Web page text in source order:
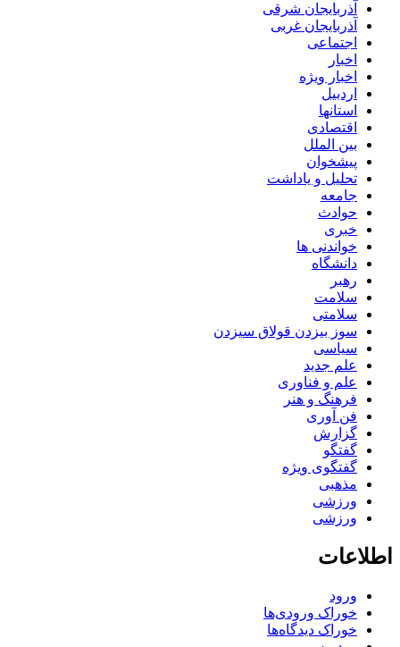
آذربایجان شرقی
آذربایجان غربی
اجتماعی
اخبار
اخبار ویژه
اردبیل
استانها
اقتصادی
بین الملل
پیشخوان
تحلیل و یاداشت
جامعه
حوادث
خبری
خواندنی ها
دانشگاه
رهبر
سلامت
سلامتی
سوز بیزدن قولاق سیزدن
سیاسی
علم جدید
علم و فناوری
فرهنگ و هنر
فن آوری
گزارش
گفتگو
گفتگوی ویژه
مذهبی
ورزشی
ورزشی
اطلاعات
ورود
خوراک ورودی‌ها
خوراک دیدگاه‌ها